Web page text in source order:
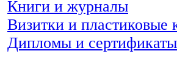
Книги и журналы
Визитки и пластиковые
Дипломы и сертификаты